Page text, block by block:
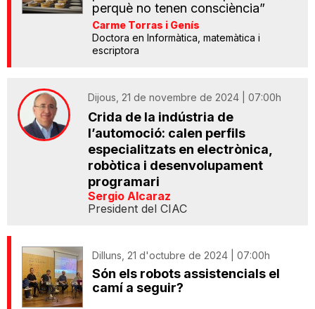
perquè no tenen consciència”
Carme Torras i Genís
Doctora en Informàtica, matemàtica i
escriptora
Dijous, 21 de novembre de 2024 | 07:00h
Crida de la indústria de
l’automoció: calen perfils
especialitzats en electrònica,
robòtica i desenvolupament
programari
Sergio Alcaraz
President del CIAC
Dilluns, 21 d'octubre de 2024 | 07:00h
Són els robots assistencials el
camí a seguir?